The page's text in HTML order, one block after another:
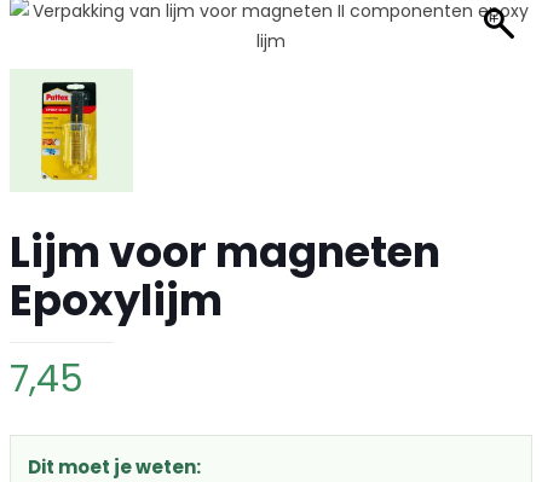
Lijm voor magneten
Epoxylijm
7,45
Dit moet je weten: